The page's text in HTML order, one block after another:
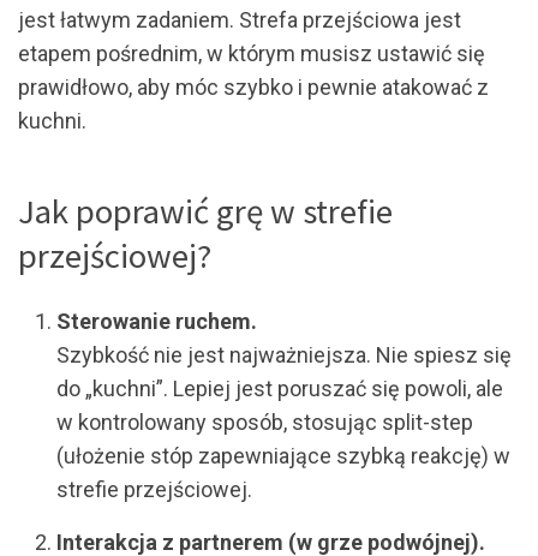
jest łatwym zadaniem. Strefa przejściowa jest
etapem pośrednim, w którym musisz ustawić się
prawidłowo, aby móc szybko i pewnie atakować z
kuchni.
Jak poprawić grę w strefie
przejściowej?
Sterowanie ruchem.
Szybkość nie jest najważniejsza. Nie spiesz się
do „kuchni”. Lepiej jest poruszać się powoli, ale
w kontrolowany sposób, stosując split-step
(ułożenie stóp zapewniające szybką reakcję) w
strefie przejściowej.
Interakcja z partnerem (w grze podwójnej).